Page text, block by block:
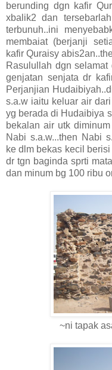
berunding dgn kafir
xbalik2 dan
terbunuh..ini
membaiat (berjanji
kafir Quraisy
Rasulullah dgn
genjatan senjata dr
Perjanjian
s.a.w iaitu keluar air
yg berada di Hudaibiya
bekalan air utk
Nabi s.a.w...then Nabi
ke dlm bekas kecil
dr tgn baginda sprti
dan minum bg 100 ribu
~ni tapak